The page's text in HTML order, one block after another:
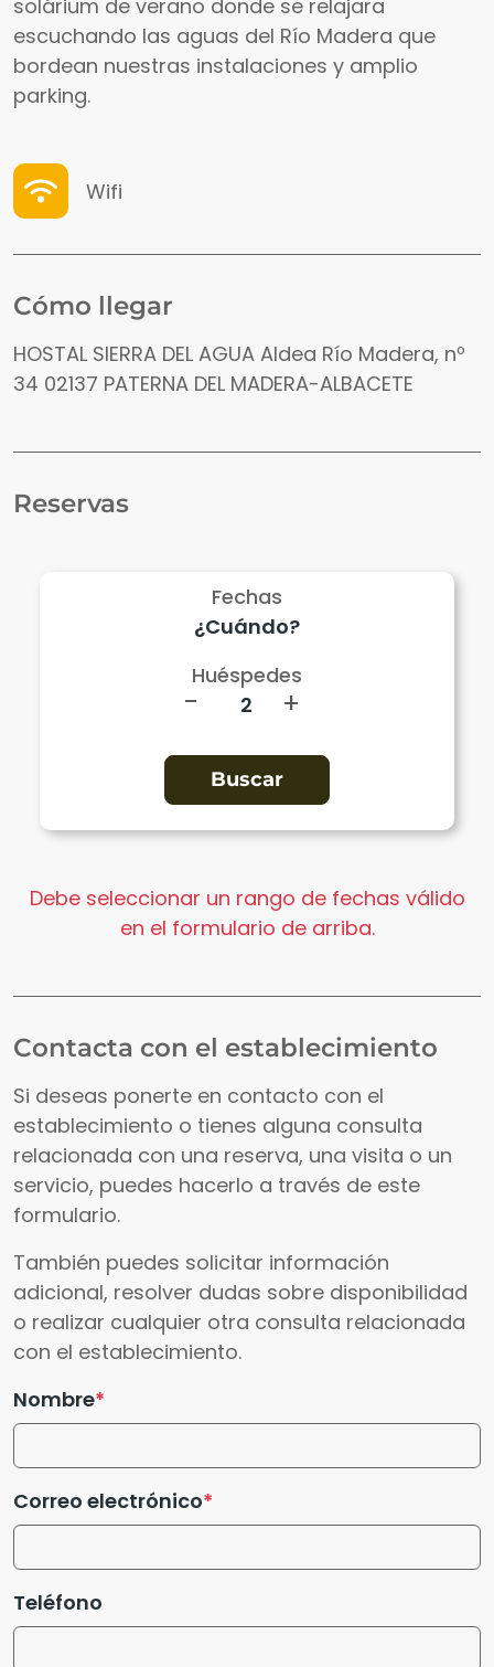
solárium de verano donde se relajara
escuchando las aguas del Río Madera que
bordean nuestras instalaciones y amplio
parking.
Wifi
Cómo llegar
HOSTAL SIERRA DEL AGUA Aldea Río Madera, nº
34 02137 PATERNA DEL MADERA-ALBACETE
Reservas
Fechas
Huéspedes
- +
Debe seleccionar un rango de fechas válido
en el formulario de arriba.
Contacta con el establecimiento
Si deseas ponerte en contacto con el
establecimiento o tienes alguna consulta
relacionada con una reserva, una visita o un
servicio, puedes hacerlo a través de este
formulario.
También puedes solicitar información
adicional, resolver dudas sobre disponibilidad
o realizar cualquier otra consulta relacionada
con el establecimiento.
Nombre
Correo electrónico
Teléfono